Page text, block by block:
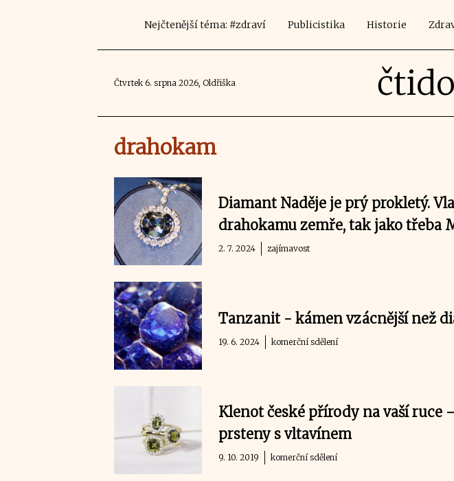
Nejčtenější téma: #zdraví Publicistika Historie
Čtvrtek 6. srpna 2026, Oldřiška
drahokam
Diamant Naděje je prý prokletý.
drahokamu zemře, tak jako třeba
2. 7. 2024 zajímavost
Tanzanit - kámen vzácnější než
19. 6. 2024 komerční sdělení
Klenot české přírody na vaší ruce
prsteny s vltavínem
9. 10. 2019 komerční sdělení